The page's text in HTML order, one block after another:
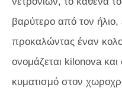
βαρύτερο από τον ήλιο,
προκαλώντας έναν
ονομάζεται kilonova και
κυματισμό στον